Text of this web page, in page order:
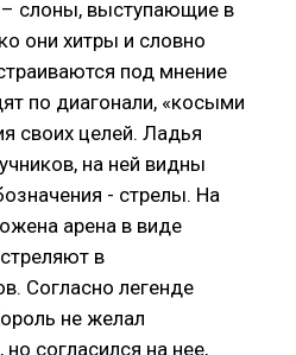
слоны, выступающие в
они хитры и словно
под мнение
по диагонали, «косыми
своих целей. Ладья
на ней видны
- стрелы. На
арена в виде
в
Согласно легенде
не желал
согласился на нее,